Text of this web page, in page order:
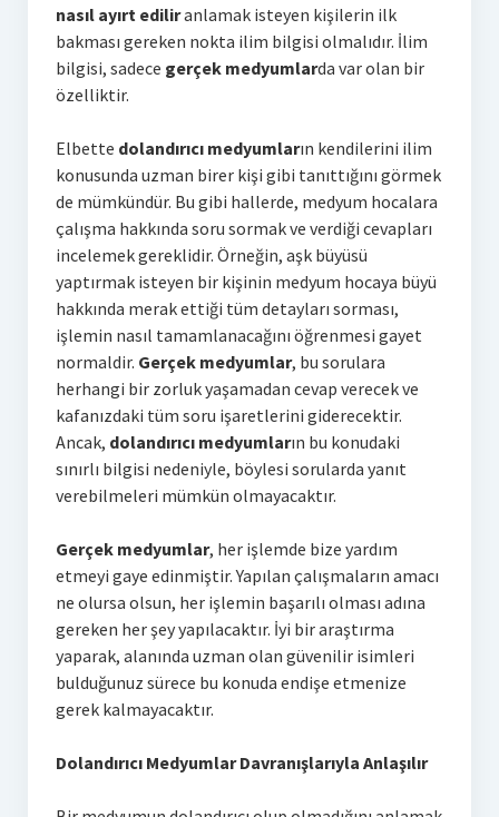
nasıl ayırt ediliranlamak isteyen kişilerin ilk
bakması gereken nokta ilim bilgisi olmalıdır. İlim
bilgisi, sadece gerçek medyumlarda var olan bir
özelliktir.
Elbette dolandırıcı medyumların kendilerini ilim
konusunda uzman birer kişi gibi tanıttığını görmek
de mümkündür. Bu gibi hallerde, medyum hocalara
çalışma hakkında soru sormak ve verdiği cevapları
incelemek gereklidir. Örneğin, aşk büyüsü
yaptırmak isteyen bir kişinin medyum hocaya büyü
hakkında merak ettiği tüm detayları sorması,
işlemin nasıl tamamlanacağını öğrenmesi gayet
normaldir. Gerçek medyumlar, bu sorulara
herhangi bir zorluk yaşamadan cevap verecek ve
kafanızdaki tüm soru işaretlerini giderecektir.
Ancak, dolandırıcı medyumların bu konudaki
sınırlı bilgisi nedeniyle, böylesi sorularda yanıt
verebilmeleri mümkün olmayacaktır.
Gerçek medyumlar, her işlemde bize yardım
etmeyi gaye edinmiştir. Yapılan çalışmaların amacı
ne olursa olsun, her işlemin başarılı olması adına
gereken her şey yapılacaktır. İyi bir araştırma
yaparak, alanında uzman olan güvenilir isimleri
bulduğunuz sürece bu konuda endişe etmenize
gerek kalmayacaktır.
Dolandırıcı Medyumlar Davranışlarıyla Anlaşılır